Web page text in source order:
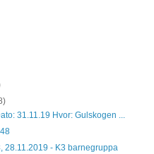
31.11.19 Hvor: Gulskogen ...
28.11.2019 - K3 barnegruppa